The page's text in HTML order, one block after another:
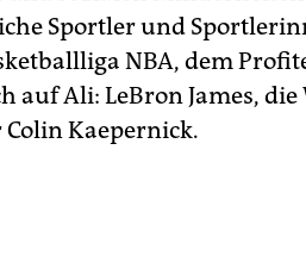
Sportler und
NBA, dem
auf Ali: LeBron James,
Colin Kaepernick.